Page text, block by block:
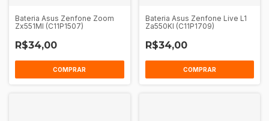
Bateria Asus Zenfone Zoom
Zx551Ml (C11P1507)
R$34,00
COMPRAR
Bateria Asus Zenfone Live L1
Za550Kl (C11P1709)
R$34,00
COMPRAR